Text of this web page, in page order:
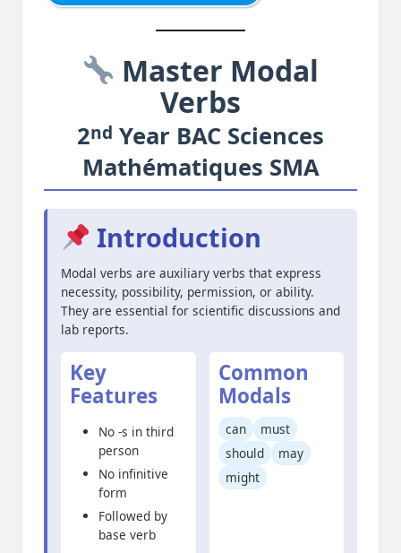
Master Modal
Verbs
2nd Year BAC Sciences
Mathématiques SMA
Introduction
Modal verbs are auxiliary verbs that express
necessity, possibility, permission, or ability.
They are essential for scientific discussions and
lab reports.
Key
Features
No -s in third
person
No infinitive
form
Followed by
base verb
Common
Modals
can
must
should
may
might